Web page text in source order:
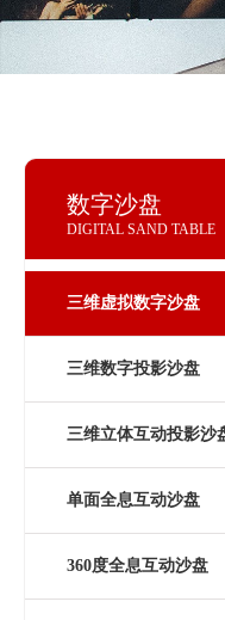
数字沙盘
DIGITAL SAND TABLE
三维虚拟数字沙盘
三维数字投影沙盘
三维立体互动投影沙
单面全息互动沙盘
360度全息互动沙盘